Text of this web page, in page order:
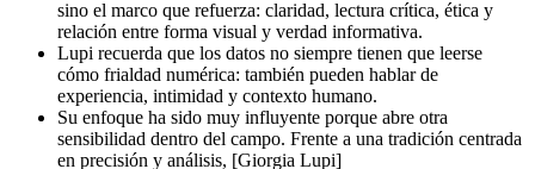
sino el marco que refuerza: claridad, lectura crítica, ética y
relación entre forma visual y verdad informativa.
Lupi recuerda que los datos no siempre tienen que leerse
cómo frialdad numérica: también pueden hablar de
experiencia, intimidad y contexto humano.
Su enfoque ha sido muy influyente porque abre otra
sensibilidad dentro del campo. Frente a una tradición centrada
en precisión y análisis, [Giorgia Lupi]